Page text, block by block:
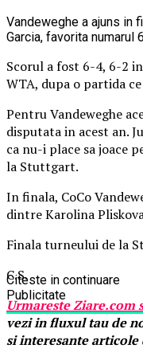
Vandeweghe a ajuns in
Garcia, favorita numarul
Scorul a fost 6-4, 6-2
WTA, dupa o partida
Pentru Vandeweghe
disputata in acest an.
ca nu-i place sa joace
la Stuttgart.
In finala, CoCo
dintre Karolina
Finala turneului de la
C.S.
UrmaresteZiare.com
vezi in fluxul tau de
si interesante articole
Citeste in continuare
Publicitate